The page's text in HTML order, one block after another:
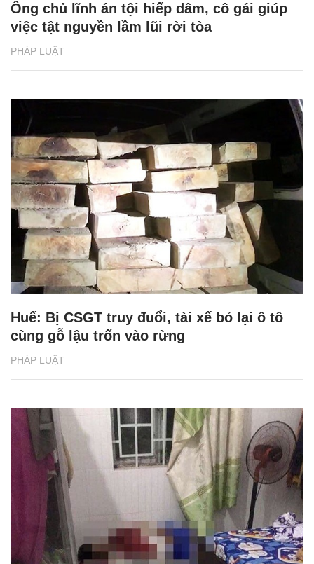
PHÁP LUẬT
Ông chủ lĩnh án tội hiếp dâm, cô gái giúp
việc tật nguyền lầm lũi rời tòa
PHÁP LUẬT
Huế: Bị CSGT truy đuổi, tài xế bỏ lại ô tô
cùng gỗ lậu trốn vào rừng